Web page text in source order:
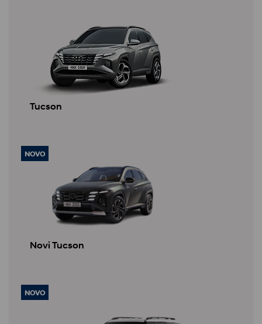
Tucson
NOVO
Novi Tucson
NOVO